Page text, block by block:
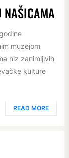
NAŠICAMA
muzejom
niz zanimljivih
kulture
READ MORE